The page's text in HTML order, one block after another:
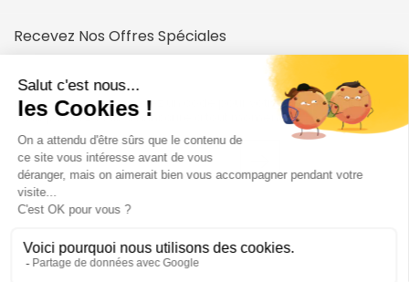
Recevez Nos Offres Spéciales
inscrivez vous et recevez un code pour votre première achat!
Vous pouvez vous désinscrire à tout moment.